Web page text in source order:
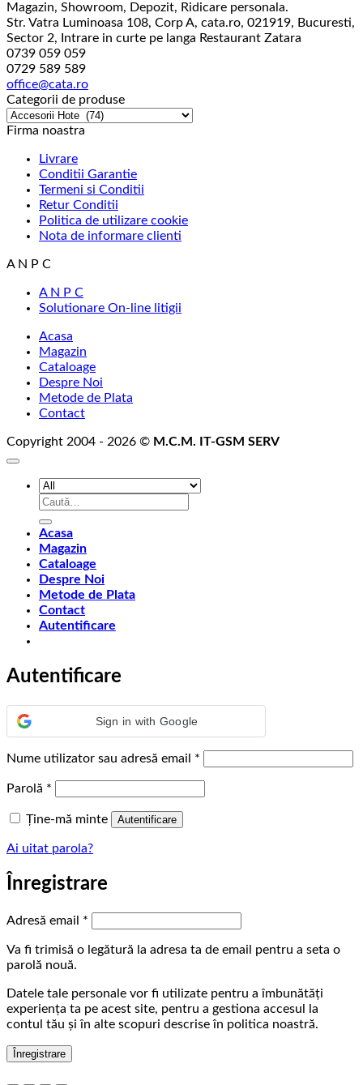
Magazin, Showroom, Depozit, Ridicare personala.
Str. Vatra Luminoasa 108, Corp A, cata.ro, 021919, Bucuresti,
Sector 2, Intrare in curte pe langa Restaurant Zatara
0739 059 059
0729 589 589
office@cata.ro
Categorii de produse
Firma noastra
Livrare
Conditii Garantie
Termeni si Conditii
Retur Conditii
Politica de utilizare cookie
Nota de informare clienti
A N P C
A N P C
Solutionare On-line litigii
Acasa
Magazin
Cataloage
Despre Noi
Metode de Plata
Contact
Copyright 2004 - 2026 © M.C.M. IT-GSM SERV
Caută
Acasa
Magazin
Cataloage
Despre Noi
Metode de Plata
Contact
Autentificare
Autentificare
Sign in with Google
Nume utilizator sau adresă email *
Parolă *
Ține-mă minte Autentificare
Ai uitat parola?
Înregistrare
Adresă email *
Va fi trimisă o legătură la adresa ta de email pentru a seta o
parolă nouă.
Datele tale personale vor fi utilizate pentru a îmbunătăți
experiența ta pe acest site, pentru a gestiona accesul la
contul tău și în alte scopuri descrise în politica noastră.
Înregistrare